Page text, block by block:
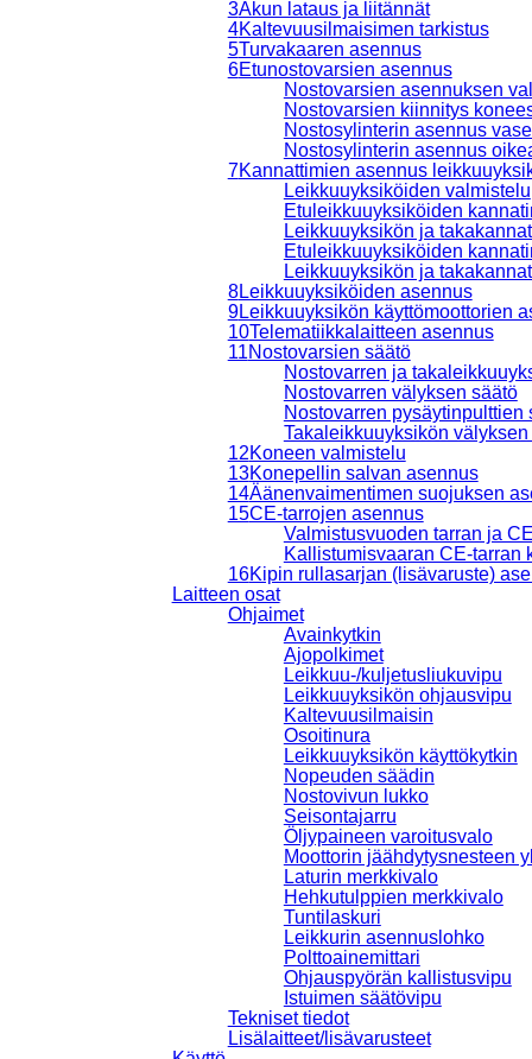
3Akun lataus ja liitännät
4Kaltevuusilmaisimen tarkistus
5Turvakaaren asennus
6Etunostovarsien asennus
Nostovarsien asennuksen
Nostovarsien kiinnitys
Nostosylinterin asennus
Nostosylinterin asennus
7Kannattimien asennus
Leikkuuyksiköiden valmistelu
Etuleikkuuyksiköiden
Leikkuuyksikön ja
Etuleikkuuyksiköiden
Leikkuuyksikön ja
8Leikkuuyksiköiden asennus
9Leikkuuyksikön käyttömoottorien
10Telematiikkalaitteen asennus
11Nostovarsien säätö
Nostovarren ja
Nostovarren välyksen säätö
Nostovarren pysäytinpulttien
Takaleikkuuyksikön välyksen
12Koneen valmistelu
13Konepellin salvan asennus
14Äänenvaimentimen suojuksen
15CE-tarrojen asennus
Valmistusvuoden tarran ja
Kallistumisvaaran CE-tarran
16Kipin rullasarjan (lisävaruste)
Laitteen osat
Ohjaimet
Avainkytkin
Ajopolkimet
Leikkuu-/kuljetusliukuvipu
Leikkuuyksikön ohjausvipu
Kaltevuusilmaisin
Osoitinura
Leikkuuyksikön käyttökytkin
Nopeuden säädin
Nostovivun lukko
Seisontajarru
Öljypaineen varoitusvalo
Moottorin jäähdytysnesteen
Laturin merkkivalo
Hehkutulppien merkkivalo
Tuntilaskuri
Leikkurin asennuslohko
Polttoainemittari
Ohjauspyörän kallistusvipu
Istuimen säätövipu
Tekniset tiedot
Lisälaitteet/lisävarusteet